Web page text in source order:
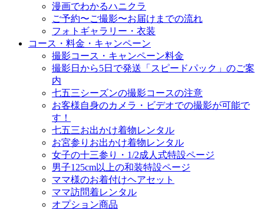
漫画でわかるハニクラ
ご予約〜ご撮影〜お届けまでの流れ
フォトギャラリー・衣装
コース・料金・キャンペーン
撮影コース・キャンペーン料金
撮影日から5日で発送「スピードパック」のご案
内
七五三シーズンの撮影コースの注意
お客様自身のカメラ・ビデオでの撮影が可能で
す！
七五三お出かけ着物レンタル
お宮参りお出かけ着物レンタル
女子の十三参り・1/2成人式特設ページ
男子125cm以上の和装特設ページ
ママ様のお着付けヘアセット
ママ訪問着レンタル
オプション商品